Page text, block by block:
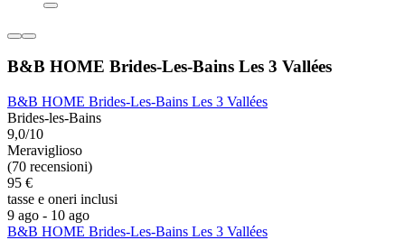
B&B HOME Brides-Les-Bains Les 3 Vallées
B&B HOME Brides-Les-Bains Les 3 Vallées
Brides-les-Bains
9,0/10
Meraviglioso
(70 recensioni)
95 €
tasse e oneri inclusi
9 ago - 10 ago
B&B HOME Brides-Les-Bains Les 3 Vallées